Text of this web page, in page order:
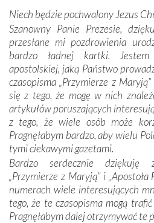
mieliśmy okazję przekonać się,
otacza nie tylko nasz naród,
się Jej ufnie oddają, a także
Jej siebie oraz swych bliskich.
Dzieje Portugalii to również
odstępstw, także w życiu
wymiarze tak osobistym, jak i
konieczności ciągłego
Opatrzności. Wierność
przynajmniej w życiu
nieszczęściem i śmiercią.
przychodziły na myśl, gdy
przewodników o portugalskich
zwycięskich bitwach i
kochanków.
Niech będzie pochwalony Jezus
Szanowny Panie Prezesie,
przesłane mi pozdrowienia
bardzo ładnej kartki.
apostolskiej, jaką Państwo
czasopisma „Przymierze z
się z tego, że mogę w nich
artykułów poruszających
z tego, że wiele osób może
Pragnęłabym bardzo, aby wielu
tymi ciekawymi gazetami.
Bardzo serdecznie dziękuję
„Przymierze z Maryją” i
numerach wiele interesujących
tego, że te czasopisma mogą
Pragnęłabym dalej otrzymywać te